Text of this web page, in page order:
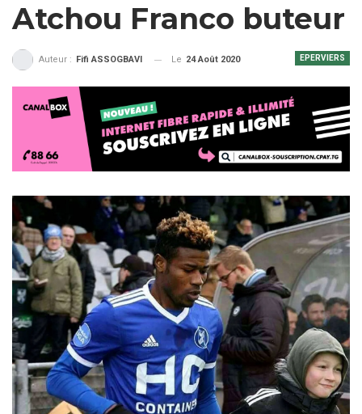
Atchou Franco buteur
EPERVIERS
Auteur : Fifi ASSOGBAVI Le 24 Août 2020